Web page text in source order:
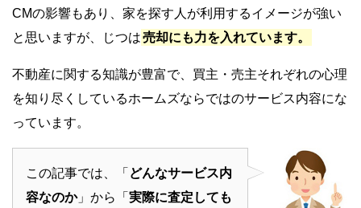
CMの影響もあり、家を探す人が利用するイメージが強い
と思いますが、じつは売却にも力を入れています。
不動産に関する知識が豊富で、買主・売主それぞれの心理
を知り尽くしているホームズならではのサービス内容にな
っています。
この記事では、「 どんなサービス内
容なのか」から「 実際に査定しても